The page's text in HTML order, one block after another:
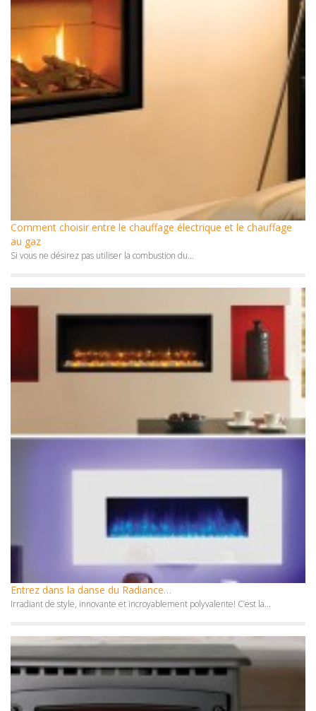
Comment choisir entre le chauffage électrique et le chauffage
au gaz
Si vous ne désirez pas utiliser la combustion du...
Entrez dans la danse du Radiance…
Irradiant de style, innovante et incroyablement polyvalente! C’est la...